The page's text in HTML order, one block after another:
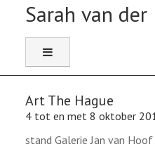
Art The Hague
4 tot en met 8 oktober
stand Galerie Jan van Hoof